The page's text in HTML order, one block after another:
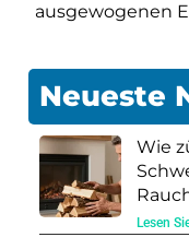
ausgewogenen
Neueste
Wie
Lesen